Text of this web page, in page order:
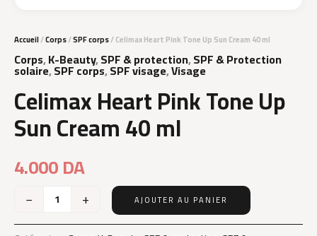
Accueil/Corps/SPF corps/ Celimax Heart Pink Tone Up Sun Cream 40 ml
Corps,K-Beauty,SPF & protection,SPF & Protection
solaire,SPF corps,SPF visage,Visage
Celimax Heart Pink Tone Up
Sun Cream 40 ml
4.000DA
−
quantité
de
+ AJOUTER AU PANIER